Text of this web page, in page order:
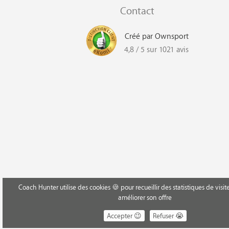
Contact
Créé par Ownsport
4,8 / 5 sur 1021 avis
Coach Hunter utilise des cookies 🍪 pour recueillir des statistiques de
améliorer son offre
Accepter 😉
Refuser 😭